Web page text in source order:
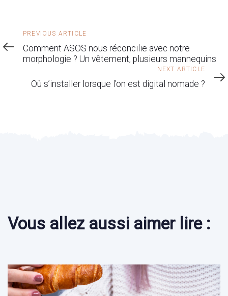
Previous
Article
PREVIOUS ARTICLE
Comment ASOS nous réconcilie avec notre
morphologie ? Un vêtement, plusieurs mannequins
Article
NEXT ARTICLE
Où s’installer lorsque l’on est digital nomade ?
Vous allez aussi aimer lire :